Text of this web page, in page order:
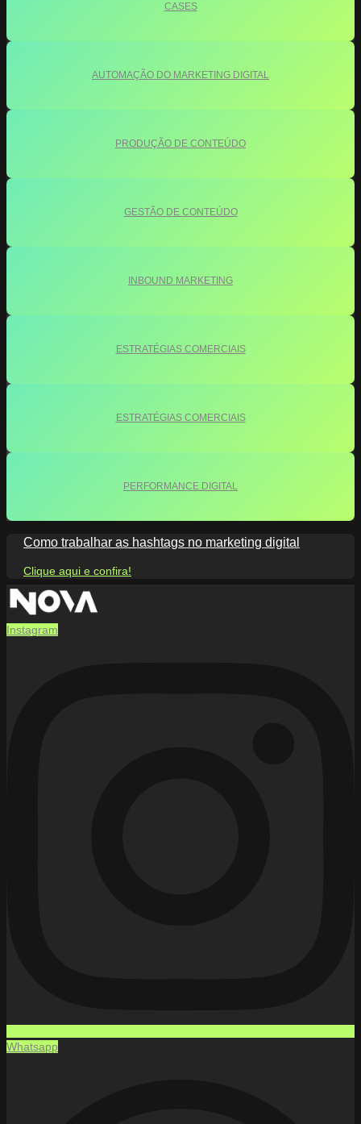
CASES
AUTOMAÇÃO DO MARKETING DIGITAL
PRODUÇÃO DE CONTEÚDO
GESTÃO DE CONTEÚDO
INBOUND MARKETING
ESTRATÉGIAS COMERCIAIS
ESTRATÉGIAS COMERCIAIS
PERFORMANCE DIGITAL
Como trabalhar as hashtags no marketing digital
Clique aqui e confira!
Instagram
Whatsapp